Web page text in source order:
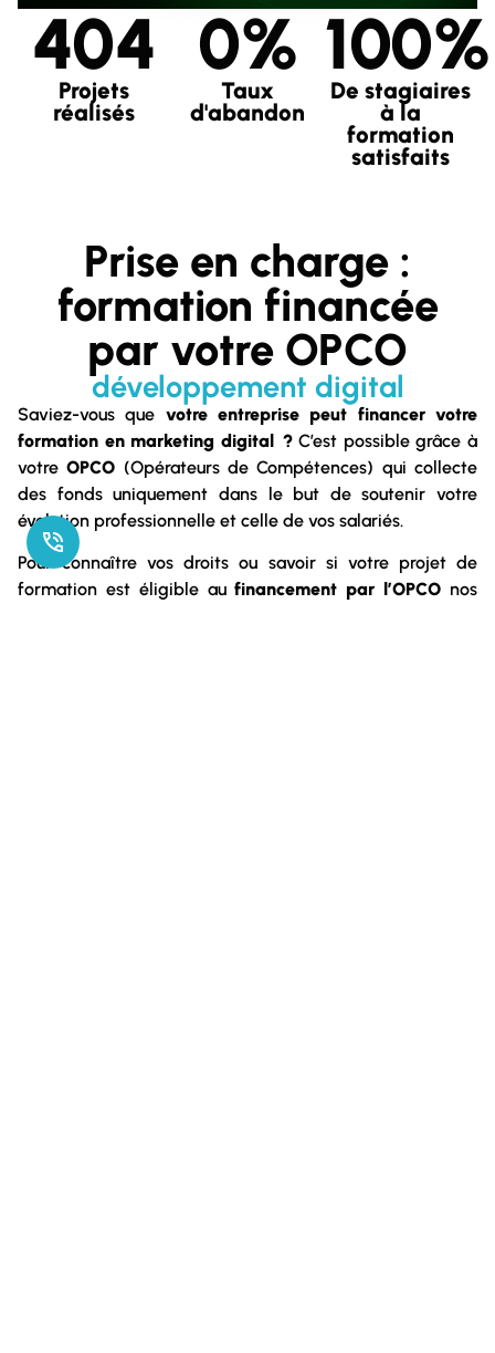
404
Projets
réalisés
0%
Taux
d'abandon
100%
De stagiaires
à la
formation
satisfaits
Prise en charge :
formation financée
par votre OPCO
développement digital
Saviez-vous que votre entreprise peut financer votre
formation en marketing digital ?C’est possible grâce à
votreOPCO (Opérateurs de Compétences) qui collecte
des fonds uniquement dans le but de soutenir votre
évolution professionnelle et celle de vos salariés.
Pour connaître vos droits ou savoir si votre projet de
formation est éligible aufinancement par l’OPCO nos